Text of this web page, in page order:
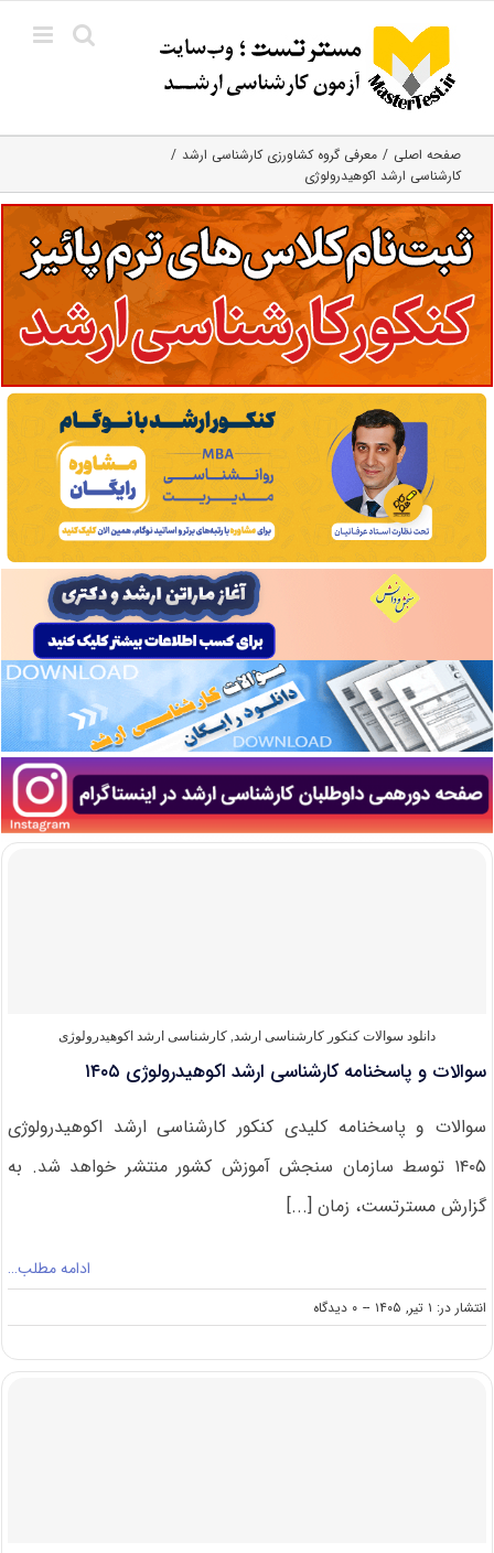
content
صفحه اصلی
معرفی گروه کشاورزی کارشناسی ارشد
کارشناسی ارشد اکوهیدرولوژی
دانلود سوالات کنکور کارشناسی ارشد, کارشناسی ارشد اکوهیدرولوژی
سوالات و پاسخنامه کارشناسی ارشد اکوهیدرولوژی ۱۴۰۵
سوالات و پاسخنامه کلیدی کنکور کارشناسی ارشد اکوهیدرولوژی
۱۴۰۵ توسط سازمان سنجش آموزش کشور منتشر خواهد شد. به
گزارش مسترتست، زمان [...]
ادامه مطلب…
انتشار در: ۱ تیر, ۱۴۰۵ -- ۰ دیدگاه
on
سوالات
پاسخنامه